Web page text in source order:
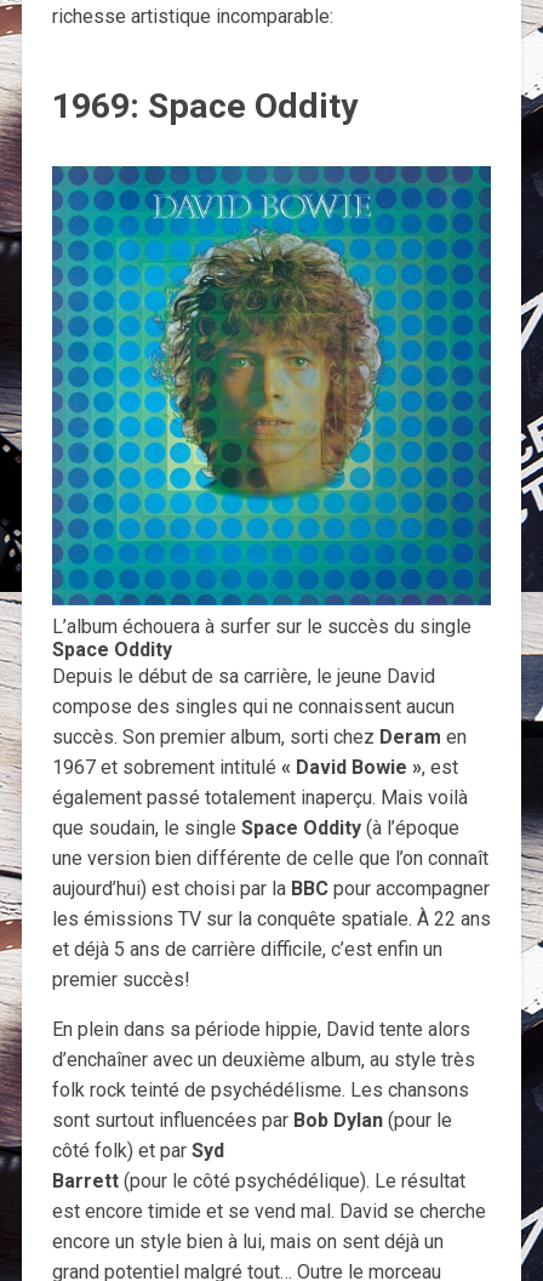
richesse artistique incomparable:
1969: Space Oddity
L’album échouera à surfer sur le succès du single
Space Oddity
Depuis le début de sa carrière, le jeune David
compose des singles qui ne connaissent aucun
succès. Son premier album, sorti chez Deram en
1967 et sobrement intitulé « David Bowie », est
également passé totalement inaperçu. Mais voilà
que soudain, le single Space Oddity(à l’époque
une version bien différente de celle que l’on connaît
aujourd’hui) est choisi par la BBCpour accompagner
les émissions TV sur la conquête spatiale. À 22 ans
et déjà 5 ans de carrière difficile, c’est enfin un
premier succès!
En plein dans sa période hippie, David tente alors
d’enchaîner avec un deuxième album, au style très
folk rock teinté de psychédélisme. Les chansons
sont surtout influencées par Bob Dylan(pour le
côté folk) et par Syd
Barrett(pour le côté psychédélique). Le résultat
est encore timide et se vend mal. David se cherche
encore un style bien à lui, mais on sent déjà un
grand potentiel malgré tout… Outre le morceau